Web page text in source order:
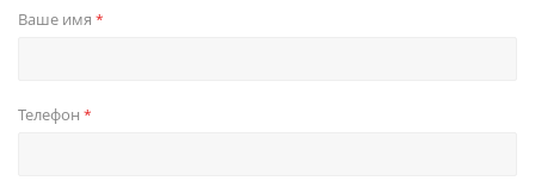
Ваше имя *
Телефон *